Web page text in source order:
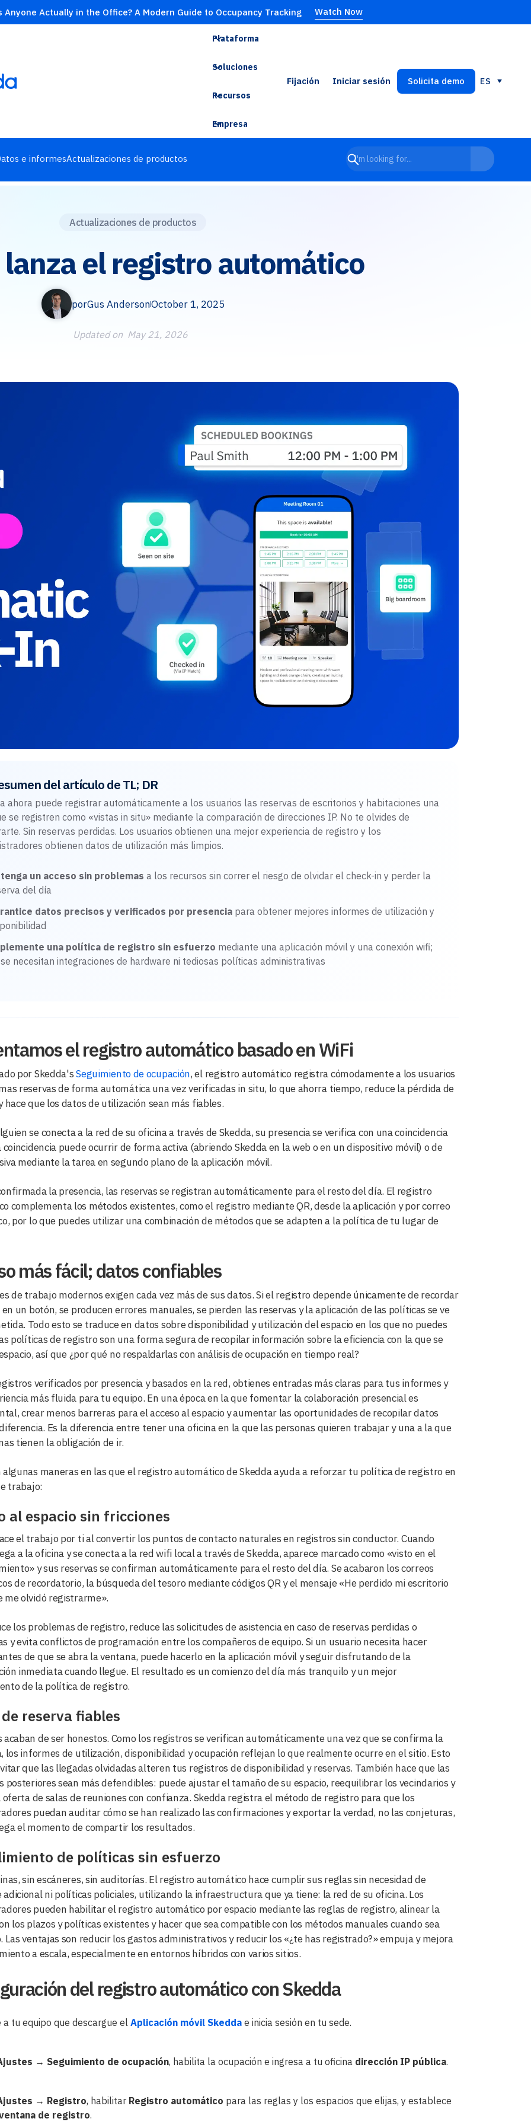
Anyone Actually in the Office? A Modern Guide to Occupancy Tracking Watch Now
Plataforma
Soluciones
Recursos
Empresa
Fijación Iniciar sesión Solicita demo ES
e informesActualizaciones de productos
Actualizaciones de productos
el registro automático
porGus AndersonOctober 1, 2025
Updated on May 21, 2026
del artículo de TL; DR
ahora puede registrar automáticamente a los usuarios las reservas de escritorios y habitaciones una
se registren como «vistas in situ» mediante la comparación de direcciones IP. No te olvides de
Sin reservas perdidas. Los usuarios obtienen una mejor experiencia de registro y los
obtienen datos de utilización más limpios.
un acceso sin problemas a los recursos sin correr el riesgo de olvidar el check-in y perder la
del día
datos precisos y verificados por presencia para obtener mejores informes de utilización y
una política de registro sin esfuerzo mediante una aplicación móvil y una conexión wifi;
necesitan integraciones de hardware ni tediosas políticas administrativas
el registro automático basado en WiFi
por Skedda'sSeguimiento de ocupación, el registro automático registra cómodamente a los usuarios
reservas de forma automática una vez verificadas in situ, lo que ahorra tiempo, reduce la pérdida de
hace que los datos de utilización sean más fiables.
se conecta a la red de su oficina a través de Skedda, su presencia se verifica con una coincidencia
coincidencia puede ocurrir de forma activa (abriendo Skedda en la web o en un dispositivo móvil) o de
mediante la tarea en segundo plano de la aplicación móvil.
la presencia, las reservas se registran automáticamente para el resto del día. El registro
complementa los métodos existentes, como el registro mediante QR, desde la aplicación y por correo
por lo que puedes utilizar una combinación de métodos que se adapten a la política de tu lugar de
más fácil; datos confiables
de trabajo modernos exigen cada vez más de sus datos. Si el registro depende únicamente de recordar
un botón, se producen errores manuales, se pierden las reservas y la aplicación de las políticas se ve
Todo esto se traduce en datos sobre disponibilidad y utilización del espacio en los que no puedes
políticas de registro son una forma segura de recopilar información sobre la eficiencia con la que se
así que ¿por qué no respaldarlas con análisis de ocupación en tiempo real?
verificados por presencia y basados en la red, obtienes entradas más claras para tus informes y
más fluida para tu equipo. En una época en la que fomentar la colaboración presencial es
crear menos barreras para el acceso al espacio y aumentar las oportunidades de recopilar datos
Es la diferencia entre tener una oficina en la que las personas quieren trabajar y una a la que
tienen la obligación de ir.
algunas maneras en las que el registro automático de Skedda ayuda a reforzar tu política de registro en
trabajo:
al espacio sin fricciones
el trabajo por ti al convertir los puntos de contacto naturales en registros sin conductor. Cuando
a la oficina y se conecta a la red wifi local a través de Skedda, aparece marcado como «visto en el
y sus reservas se confirman automáticamente para el resto del día. Se acabaron los correos
de recordatorio, la búsqueda del tesoro mediante códigos QR y el mensaje «He perdido mi escritorio
me olvidó registrarme».
los problemas de registro, reduce las solicitudes de asistencia en caso de reservas perdidas o
y evita conflictos de programación entre los compañeros de equipo. Si un usuario necesita hacer
de que se abra la ventana, puede hacerlo en la aplicación móvil y seguir disfrutando de la
inmediata cuando llegue. El resultado es un comienzo del día más tranquilo y un mejor
de la política de registro.
reserva fiables
acaban de ser honestos. Como los registros se verifican automáticamente una vez que se confirma la
los informes de utilización, disponibilidad y ocupación reflejan lo que realmente ocurre en el sitio. Esto
que las llegadas olvidadas alteren tus registros de disponibilidad y reservas. También hace que las
posteriores sean más defendibles: puede ajustar el tamaño de su espacio, reequilibrar los vecindarios y
de salas de reuniones con confianza. Skedda registra el método de registro para que los
puedan auditar cómo se han realizado las confirmaciones y exportar la verdad, no las conjeturas,
el momento de compartir los resultados.
de políticas sin esfuerzo
sin escáneres, sin auditorías. El registro automático hace cumplir sus reglas sin necesidad de
ni políticas policiales, utilizando la infraestructura que ya tiene: la red de su oficina. Los
pueden habilitar el registro automático por espacio mediante las reglas de registro, alinear la
los plazos y políticas existentes y hacer que sea compatible con los métodos manuales cuando sea
Las ventajas son reducir los gastos administrativos y reducir los «¿te has registrado?» empuja y mejora
a escala, especialmente en entornos híbridos con varios sitios.
del registro automático con Skedda
a tu equipo que descargue el Aplicación móvil Skedda e inicia sesión en tu sede.
→ Seguimiento de ocupación, habilita la ocupación e ingresa a tu oficina dirección IP pública.
→ Registro, habilitar Registro automático para las reglas y los espacios que elijas, y establece
de registro.